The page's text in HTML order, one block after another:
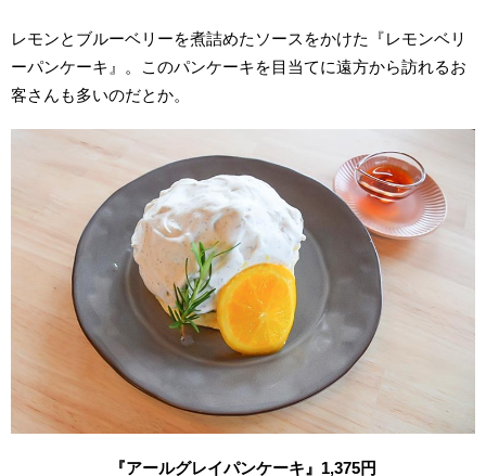
レモンとブルーベリーを煮詰めたソースをかけた『レモンベリ
ーパンケーキ』。このパンケーキを目当てに遠方から訪れるお
客さんも多いのだとか。
『アールグレイパンケーキ 』1,375円